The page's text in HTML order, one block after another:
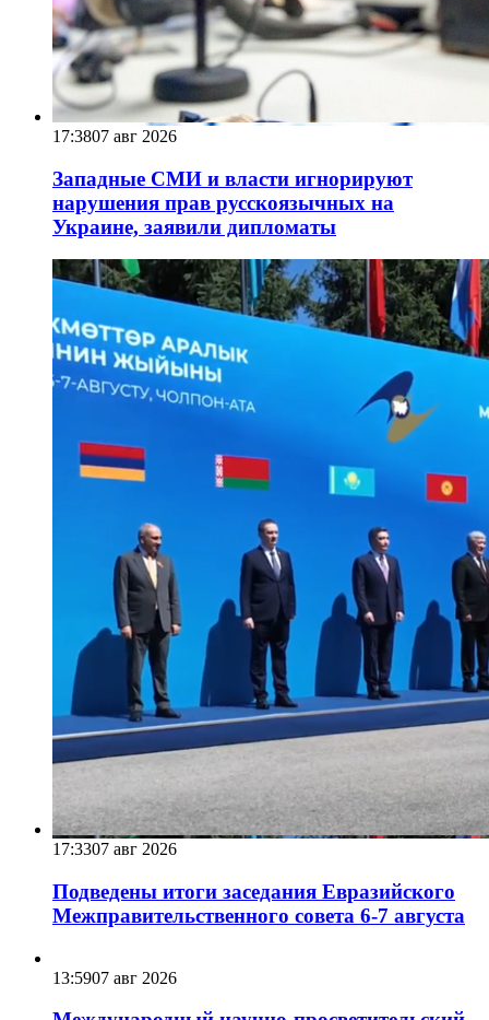
17:3807 авг 2026
Западные СМИ и власти игнорируют
нарушения прав русскоязычных на
Украине, заявили дипломаты
17:3307 авг 2026
Подведены итоги заседания Евразийского
Межправительственного совета 6-7 августа
13:5907 авг 2026